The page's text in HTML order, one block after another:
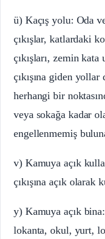
ü) Kaçış yolu: Oda
çıkışlar, katlardaki
çıkışları, zemin
çıkışına giden
herhangi bir
veya sokağa kadar
engellenmemiş
v) Kamuya açık
çıkışına açık olarak
y) Kamuya açık
lokanta, okul, yurt,